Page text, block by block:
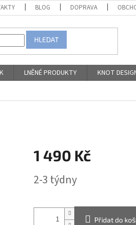
BLOG DOPRAVA
HLEDAT
LNĚNÉ PRODUKTY KNOT
1 490 Kč
cena:
2-3 týdny
Přidat do